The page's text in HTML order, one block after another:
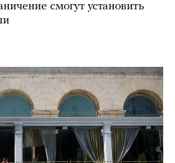
смогут установить